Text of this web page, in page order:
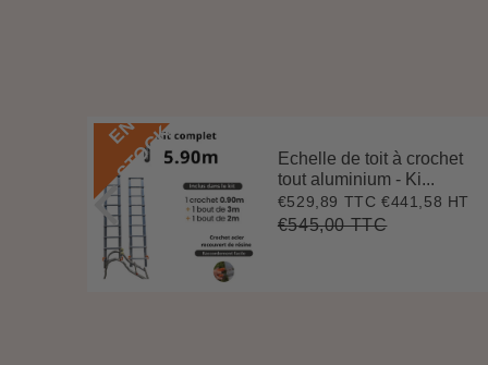
E
N
S
T
O
C
K
Echelle de toit à crochet
tout aluminium - Ki...
Prix
réduit
€529,89 TTC €529,89
€441,58 HT
Prix
€545,00 TTC€545,00